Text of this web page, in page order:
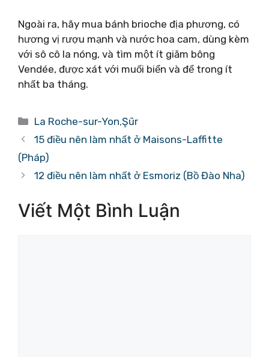
Ngoài ra, hãy mua bánh brioche địa phương, có
hương vị rượu mạnh và nước hoa cam, dùng kèm
với sô cô la nóng, và tìm một ít giăm bông
Vendée, được xát với muối biển và để trong ít
nhất ba tháng.
Danh
mục
La Roche-sur-Yon,Şūr
15 điều nên làm nhất ở Maisons-Laffitte
(Pháp)
12 điều nên làm nhất ở Esmoriz (Bồ Đào Nha)
Viết Một Bình Luận